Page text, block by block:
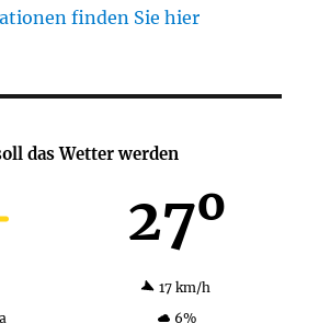
finden Sie hier
das Wetter werden
27º
17 km/h
6%